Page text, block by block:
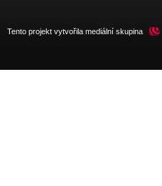
Tento projekt vytvořila mediální skupina